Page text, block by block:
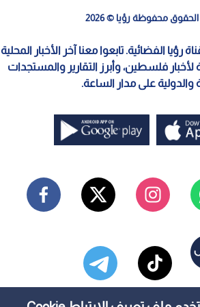
محفوظة رؤيا © 2026
رؤيا الفضائية. تابعوا معنا آخر الأخبار المحلية
لأخبار فلسطين، وأبرز التقارير والمستجدات
والدولية على مدار الساعة.